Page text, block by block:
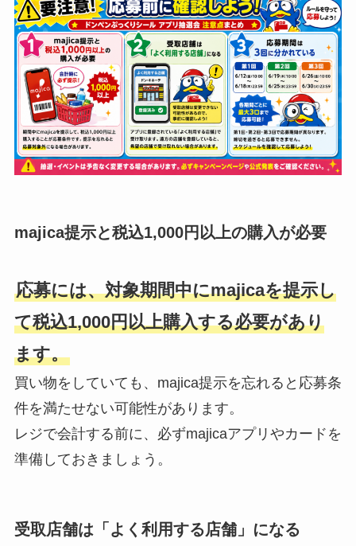
majica提示と税込1,000円以上の購入が必要
応募には、対象期間中にmajicaを提示し
て税込1,000円以上購入する必要があり
ます。
買い物をしていても、majica提示を忘れると応募条
件を満たせない可能性があります。
レジで会計する前に、必ずmajicaアプリやカードを
準備しておきましょう。
受取店舗は「よく利用する店舗」になる